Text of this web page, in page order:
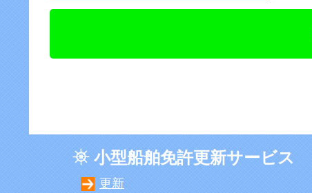
小型船舶免許更新サービス
更新